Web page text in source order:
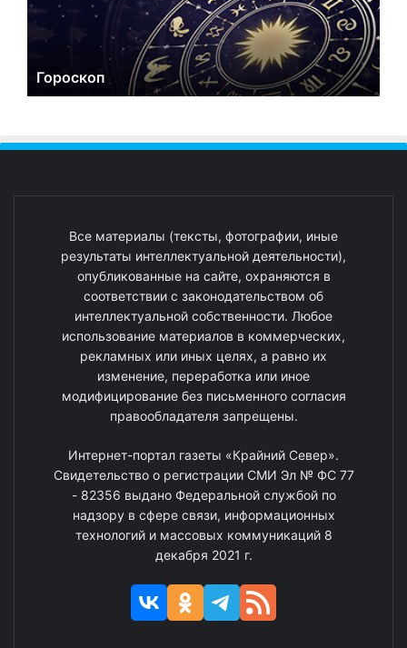
Гороскоп
Все материалы (тексты, фотографии, иные
результаты интеллектуальной деятельности),
опубликованные на сайте, охраняются в
соответствии с законодательством об
интеллектуальной собственности. Любое
использование материалов в коммерческих,
рекламных или иных целях, а равно их
изменение, переработка или иное
модифицирование без письменного согласия
правообладателя запрещены.
Интернет-портал газеты «Крайний Север».
Свидетельство о регистрации СМИ Эл № ФС 77
- 82356 выдано Федеральной службой по
надзору в сфере связи, информационных
технологий и массовых коммуникаций 8
декабря 2021 г.